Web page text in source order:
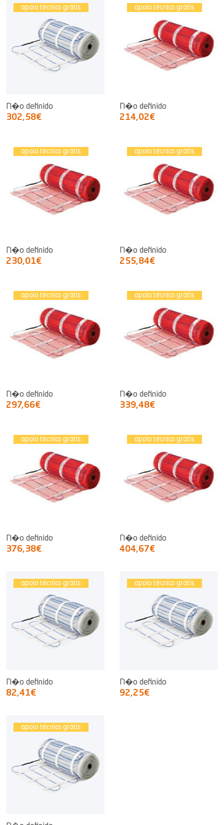
apoio técnico grátis
N�o definido
302,58€
apoio técnico grátis
N�o definido
214,02€
apoio técnico grátis
N�o definido
230,01€
apoio técnico grátis
N�o definido
255,84€
apoio técnico grátis
N�o definido
297,66€
apoio técnico grátis
N�o definido
339,48€
apoio técnico grátis
N�o definido
376,38€
apoio técnico grátis
N�o definido
404,67€
apoio técnico grátis
N�o definido
82,41€
apoio técnico grátis
N�o definido
92,25€
apoio técnico grátis